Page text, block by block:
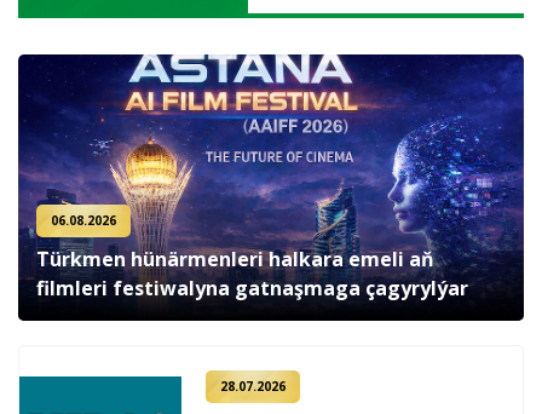
06.08.2026
Türkmen hünärmenleri halkara emeli aň
filmleri festiwalyna gatnaşmaga çagyrylýar
28.07.2026